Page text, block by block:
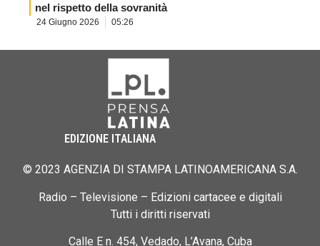
nel rispetto della sovranità
24 Giugno 2026 05:26
EDIZIONE ITALIANA
© 2023 AGENZIA DI STAMPA LATINOAMERICANA S.A.
Radio – Televisione – Edizioni cartacee e digitali
Tutti i diritti riservati
Calle E n. 454, Vedado, L’Avana, Cuba